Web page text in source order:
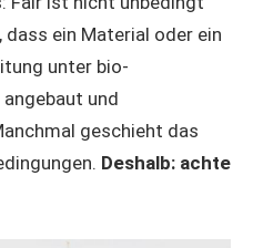
dass ein Material oder ein
unter bio-
und
geschieht das
Deshalb: achte